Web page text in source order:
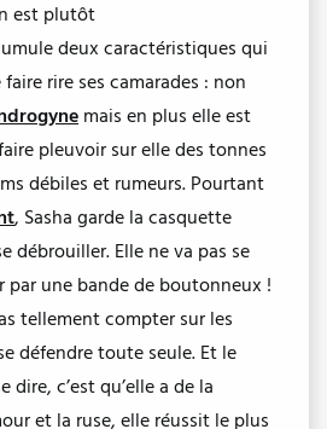
est plutôt
deux caractéristiques qui
rire ses camarades : non
mais en plus elle est
pleuvoir sur elle des tonnes
débiles et rumeurs. Pourtant
, Sasha garde la casquette
débrouiller. Elle ne va pas se
par une bande de boutonneux !
tellement compter sur les
défendre toute seule. Et le
dire, c’est qu’elle a de la
et la ruse, elle réussit le plus